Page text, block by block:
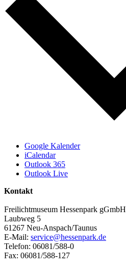
Google Kalender
iCalendar
Outlook 365
Outlook Live
Kontakt
Freilichtmuseum Hessenpark gGmbH
Laubweg 5
61267 Neu-Anspach/Taunus
E-Mail: service@hessenpark.de
Telefon: 06081/588-0
Fax: 06081/588-127